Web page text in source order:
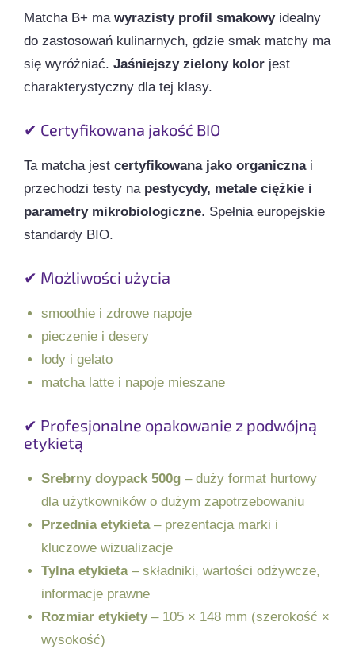
Matcha B+ ma wyrazisty profil smakowyidealny
do zastosowań kulinarnych, gdzie smak matchy ma
się wyróżniać. Jaśniejszy zielony kolor jest
charakterystyczny dla tej klasy.
✔ Certyfikowana jakość BIO
Ta matcha jest certyfikowana jako organicznai
przechodzi testy na pestycydy, metale ciężkie i
parametry mikrobiologiczne. Spełnia europejskie
standardy BIO.
✔ Możliwości użycia
smoothie i zdrowe napoje
pieczenie i desery
lody i gelato
matcha latte i napoje mieszane
✔ Profesjonalne opakowanie z podwójną
etykietą
Srebrny doypack 500g – duży format hurtowy
dla użytkowników o dużym zapotrzebowaniu
Przednia etykieta– prezentacja marki i
kluczowe wizualizacje
Tylna etykieta– składniki, wartości odżywcze,
informacje prawne
Rozmiar etykiety– 105 × 148 mm (szerokość ×
wysokość)